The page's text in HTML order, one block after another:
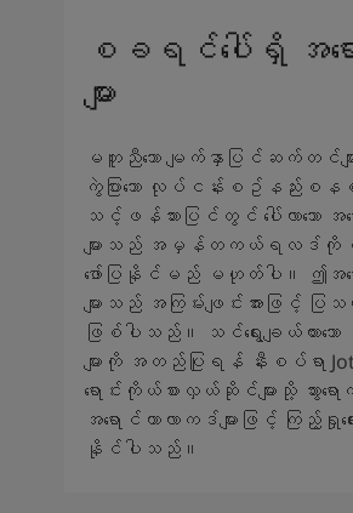
စခရင်ပေါ်ရှိ အရ
များ
မတူညီသော မျက်နှာပြင်ဆက်တင်မ
ကွဲပြားသော လုပ်ငန်းစဥ်နည်းစနစ်မျ
သင့်ဖန်သားပြင်တွင် ပေါ်လာသော အ
များသည် အမှန်တကယ်ရလဒ်ကို တိ
ဖော်ပြနိုင်မည် မဟုတ်ပါ။ ဤအရ
များသည် အကြမ်းဖျင်းအားဖြင့် ပြသထ
ဖြစ်ပါသည်။ သင်ရွေးချယ်ထားသော
များကို အတည်ပြုရန် နီးစပ်ရာ
ရောင်းကိုယ်စားလှယ်ဆိုင်များသို့ သွားရော
အရောင်ကာလာကဒ်များဖြင့် ကြည့်ရှုရွ
နိုင်ပါသည်။